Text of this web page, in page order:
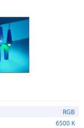
RGB E27 9W.
odstínů
Kromě
i jasu,
Žárovky
Inteligentní
RGB
6500 K